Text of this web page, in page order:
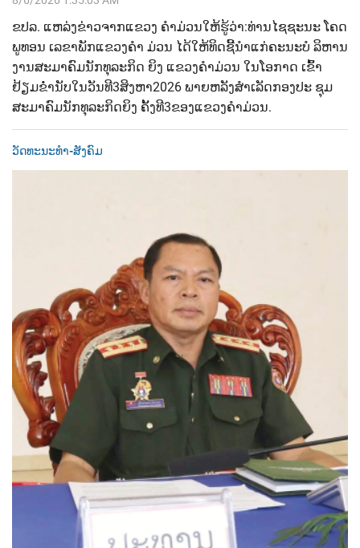
ຂປລ.​ ແຫລ່ງຂ່າວຈາກແຂວງ ຄຳມ່ວນ​ໃຫ້ຮູ້ວ່າ:​ທ່ານ​ໄຊຊະນະ​ ໂຄດ
ພູທອນ​ ເລຂາພັກແຂວງຄຳ ມ່ວນ​ ໄດ້ໃຫ້ທິດຊີ້ນໍາແກ່ຄະນະບໍ ລິຫານ
ງານສະມາຄົມນັກທຸລະກິດ ຍິງ​ ແຂວງຄຳມ່ວນ​ ໃນໂອກາດ ເຂົ້າ
ຢ້ຽມຂໍ່ານັບ​ໃນວັນທີ​3​ສິງຫາ​2026​ ພາຍຫລັງສໍາເລັດກອງປະ​ ຊຸມ
ສະມາຄົມນັກທຸລະກິດຍິງ​ ຄັ້ງທີ​3​ຂອງແຂວງຄໍາມ່ວນ.​
ວັດທະນະທຳ-ສັງຄົມ